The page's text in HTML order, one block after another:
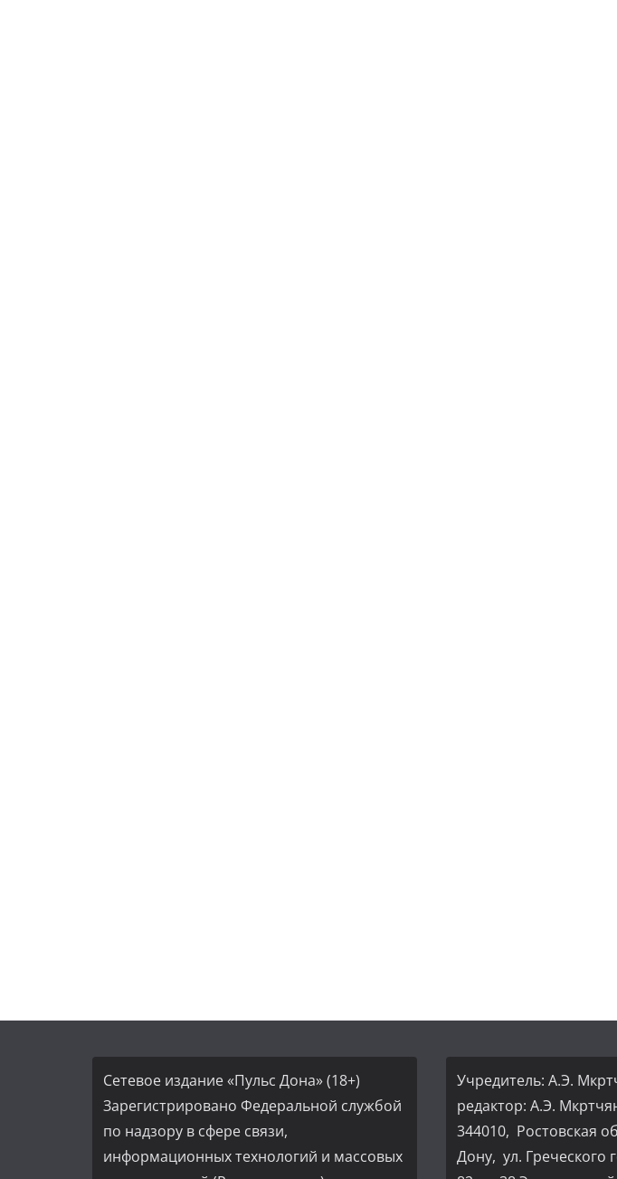
Сетевое издание «Пульс Дона» (18+)
Зарегистрировано Федеральной службой
по надзору в сфере связи,
информационных технологий и массовых
Учредитель: А.Э.
редактор: А.Э.
344010, Ростовская
Дону, ул. Греческого